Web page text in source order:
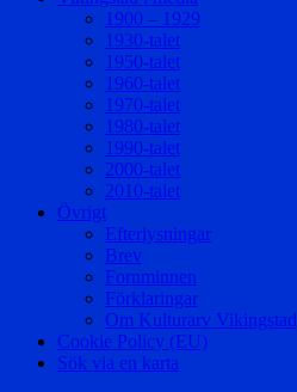
1900 – 1929
1930-talet
1950-talet
1960-talet
1970-talet
1980-talet
1990-talet
2000-talet
2010-talet
Övrigt
Efterlysningar
Brev
Fornminnen
Förklaringar
Om Kulturarv Vikingstad
Cookie Policy (EU)
Sök via en karta